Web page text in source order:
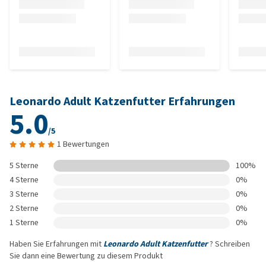
Leonardo Adult Katzenfutter Erfahrungen
5.0/5
1 Bewertungen
5 Sterne
100%
4 Sterne
0%
3 Sterne
0%
2 Sterne
0%
1 Sterne
0%
Haben Sie Erfahrungen mit Leonardo Adult Katzenfutter? Schreiben
Sie dann eine Bewertung zu diesem Produkt